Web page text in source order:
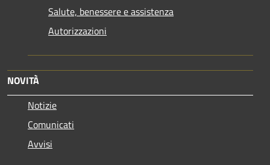
Salute, benessere e assistenza
Autorizzazioni
NOVITÀ
Notizie
Comunicati
Avvisi